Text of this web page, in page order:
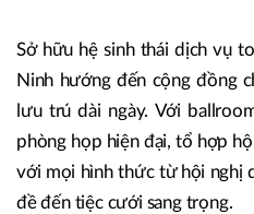
Sở hữu hệ sinh thái dịch vụ
Ninh hướng đến cộng đồng
lưu trú dài ngày. Với
phòng họp hiện đại, tổ hợp
với mọi hình thức từ hội nghị
đề đến tiệc cưới sang trọng.